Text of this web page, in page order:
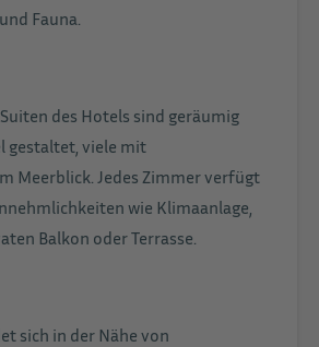
Fauna.
des Hotels sind geräumig
gestaltet, viele mit
Meerblick. Jedes Zimmer verfügt
wie Klimaanlage,
Balkon oder Terrasse.
sich in der Nähe von